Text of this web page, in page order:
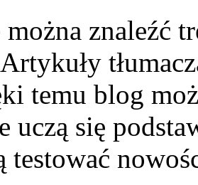
znaleźć
temu blog
uczą się
testować